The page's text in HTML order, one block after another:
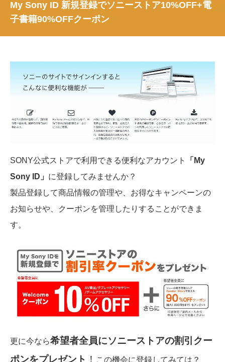
My Sony ID 新規登録でソニーストア10%OFF+電
子書籍90%OFFクーポン
SONY公式ストアで利用できる便利なアカウント
「My
Sony ID」 に登録してみませんか？
製品登録して商品情報の管理や、お得なキャンペーンの
お知らせや、クーポンを管理したりすることができま
す。
更に今なら希望者全員にソニーストアの割引クー
ポンをプレゼント ！ この機会に登録してみては？